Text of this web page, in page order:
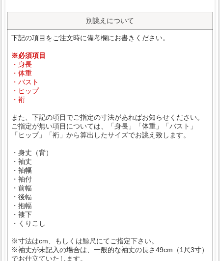
別誂えについて
下記の項目をご注文時に備考欄にお書きください。
※必須項目
・身長
・体重
・バスト
・ヒップ
・裄
また、下記の項目でご指定の寸法があればお知らせください。
ご指定が無い項目については、「身長」「体重」「バスト」
「ヒップ」「裄」から算出したサイズでお誂え致します。
・身丈（背）
・袖丈
・袖幅
・袖付
・前幅
・後幅
・抱幅
・褄下
・くりこし
※寸法はcm、もしくは鯨尺にてご指定下さい。
※袖丈が未記入の場合は、一般的な袖丈の長さ49cm（1尺3寸）
でお仕立ていたします。